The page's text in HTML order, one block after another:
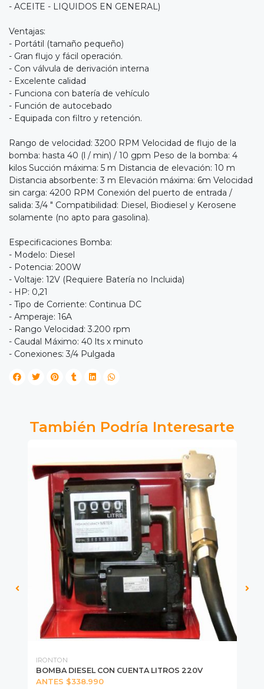
- ACEITE - LIQUIDOS EN GENERAL)
Ventajas:
- Portátil (tamaño pequeño)
- Gran flujo y fácil operación.
- Con válvula de derivación interna
- Excelente calidad
- Funciona con batería de vehículo
- Función de autocebado
- Equipada con filtro y retención.
Rango de velocidad: 3200 RPM Velocidad de flujo de la
bomba: hasta 40 (l / min) / 10 gpm Peso de la bomba: 4
kilos Succión máxima: 5 m Distancia de elevación: 10 m
Distancia absorbente: 3 m Elevación máxima: 6m Velocidad
sin carga: 4200 RPM Conexión del puerto de entrada /
salida: 3/4 " Compatibilidad: Diesel, Biodiesel y Kerosene
solamente (no apto para gasolina).
Especificaciones Bomba:
- Modelo: Diesel
- Potencia: 200W
- Voltaje: 12V (Requiere Batería no Incluida)
- HP: 0,21
- Tipo de Corriente: Continua DC
- Amperaje: 16A
- Rango Velocidad: 3.200 rpm
- Caudal Máximo: 40 lts x minuto
- Conexiones: 3/4 Pulgada
También Podría Interesarte
IRONTON
BOMBA DIESEL CON CUENTA LITROS 220V
ANTES $338.990